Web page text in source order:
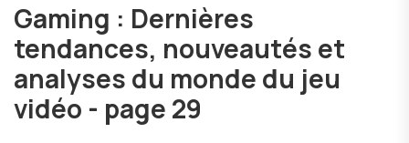
Gaming : Dernières
tendances, nouveautés et
analyses du monde du jeu
vidéo - page 29